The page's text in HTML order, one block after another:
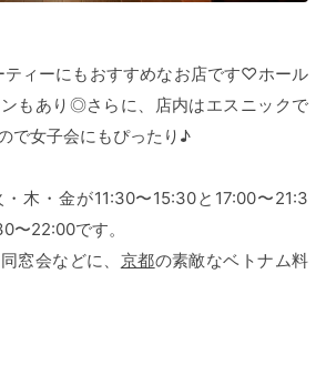
ティーにもおすすめなお店です♡ホール
もあり◎さらに、店内はエスニックで
で女子会にもぴったり♪
木・金が11:30〜15:30と17:00〜21:3
〜22:00です。
窓会などに、 京都の素敵なベトナム料